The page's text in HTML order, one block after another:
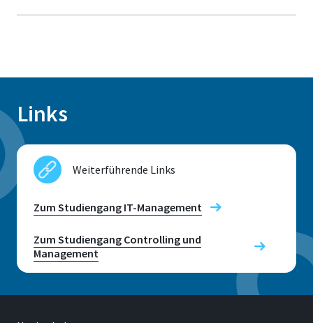
Links
Weiterführende Links
Zum Studiengang IT-Management
Zum Studiengang Controlling und
Management